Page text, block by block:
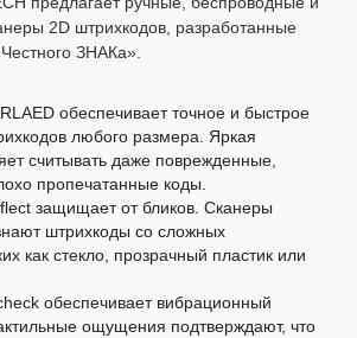
2D штрихкодов, разработанные
ЗНАКа».
обеспечивает точное и быстрое
любого размера. Яркая
считывать даже поврежденные,
пропечатанные коды.
защищает от бликов. Сканеры
штрихкоды со сложных
как стекло, прозрачный пластик или
обеспечивает вибрационный
ощущения подтверждают, что